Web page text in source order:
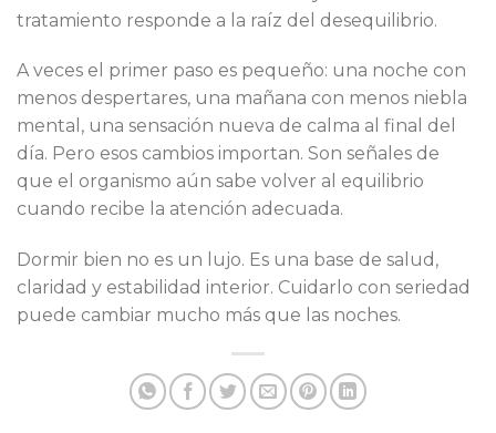
tratamiento responde a la raíz del desequilibrio.
A veces el primer paso es pequeño: una noche con
menos despertares, una mañana con menos niebla
mental, una sensación nueva de calma al final del
día. Pero esos cambios importan. Son señales de
que el organismo aún sabe volver al equilibrio
cuando recibe la atención adecuada.
Dormir bien no es un lujo. Es una base de salud,
claridad y estabilidad interior. Cuidarlo con seriedad
puede cambiar mucho más que las noches.